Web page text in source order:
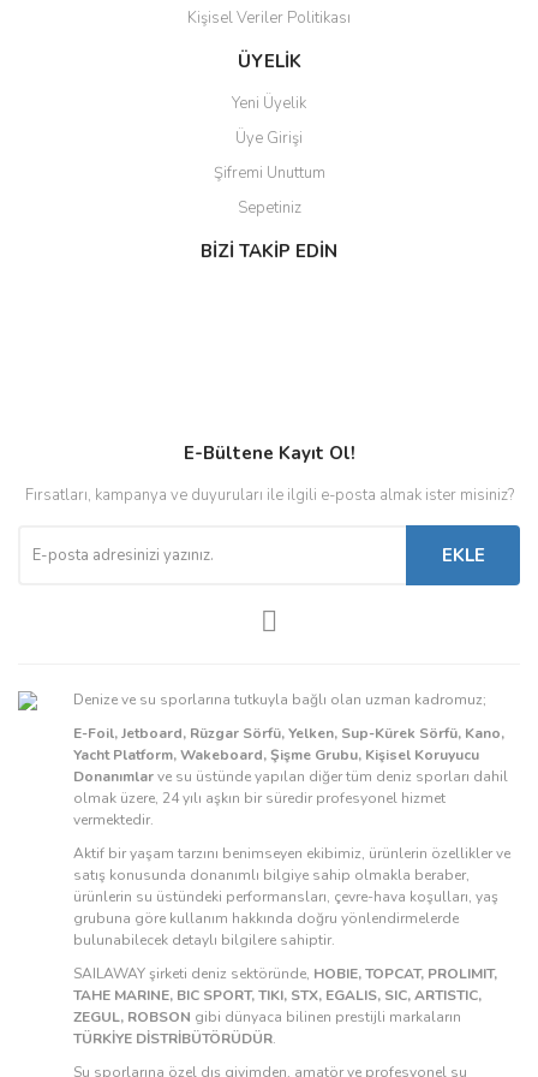
Kişisel Veriler Politikası
ÜYELİK
Yeni Üyelik
Üye Girişi
Şifremi Unuttum
Sepetiniz
BİZİ TAKİP EDİN
E-Bültene Kayıt Ol!
Fırsatları, kampanya ve duyuruları ile ilgili e-posta almak ister misiniz?
EKLE
Denize ve su sporlarına tutkuyla bağlı olan uzman kadromuz;
E-Foil, Jetboard, Rüzgar Sörfü, Yelken, Sup-Kürek Sörfü, Kano,
Yacht Platform, Wakeboard, Şişme Grubu, Kişisel Koruyucu
Donanımlarve su üstünde yapılan diğer tüm deniz sporları dahil
olmak üzere, 24 yılı aşkın bir süredir profesyonel hizmet
vermektedir.
Aktif bir yaşam tarzını benimseyen ekibimiz, ürünlerin özellikler ve
satış konusunda donanımlı bilgiye sahip olmakla beraber,
ürünlerin su üstündeki performansları, çevre-hava koşulları, yaş
grubuna göre kullanım hakkında doğru yönlendirmelerde
bulunabilecek detaylı bilgilere sahiptir.
SAILAWAY şirketi deniz sektöründe, HOBIE, TOPCAT, PROLIMIT,
TAHE MARINE, BIC SPORT, TIKI, STX, EGALIS, SIC, ARTISTIC,
ZEGUL, ROBSON gibi dünyaca bilinen prestijli markaların
TÜRKİYE DİSTRİBÜTÖRÜDÜR.
Su sporlarına özel dış giyimden, amatör ve profesyonel su